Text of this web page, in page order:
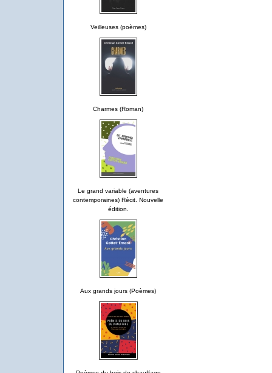
Veilleuses (poèmes)
Charmes (Roman)
Le grand variable (aventures
contemporaines) Récit. Nouvelle
édition.
Aux grands jours (Poèmes)